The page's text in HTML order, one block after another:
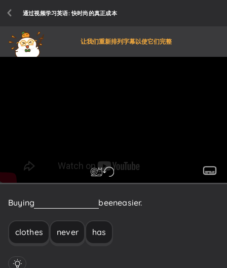
通过视频学习英语: 快时尚的真正成本
让我们重新排列字幕以使它们完整
Buying beeneasier.
clothes never has